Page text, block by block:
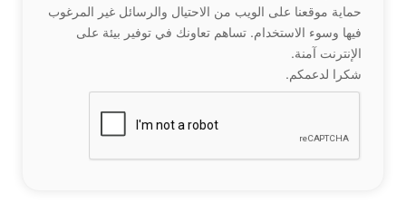
حماية موقعنا على الويب من الاحتيال والرسائل غير المرغوب
فيها وسوء الاستخدام. تساهم تعاونك في توفير بيئة على
الإنترنت آمنة.
شكرا لدعمكم.